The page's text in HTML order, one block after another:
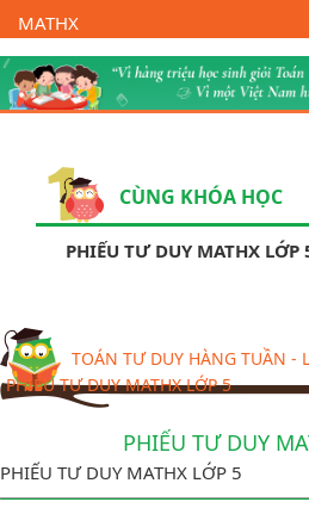
MATHX
Trường Toán Online MATHX
CÙNG KHÓA HỌC
PHIẾU TƯ DUY MATHX LỚP
TOÁN TƯ DUY HÀNG TUẦN -
PHIẾU TƯ DUY MATHX LỚP 5
PHIẾU TƯ DUY
PHIẾU TƯ DUY MATHX LỚP 5